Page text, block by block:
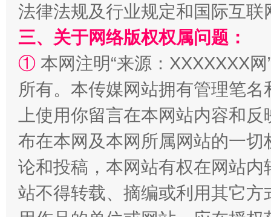
站台名比不上好声名
漫山遍野的桃花与雪山、麦地、白藏房 除
法律法规及行业规定和国际互
三、关于网络版权权属问题：
① 本网注明“来源：XXXXXXX
所有。本传媒网站拥有管理笔
上使用你留言在本网站内容和
布在本网及本网所属网站的一
论和投稿，本网站有权在网站
站不得转载、摘编或利用其它